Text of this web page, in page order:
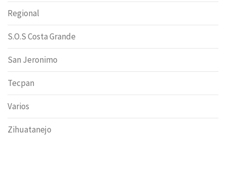
Regional
S.O.S Costa Grande
San Jeronimo
Tecpan
Varios
Zihuatanejo